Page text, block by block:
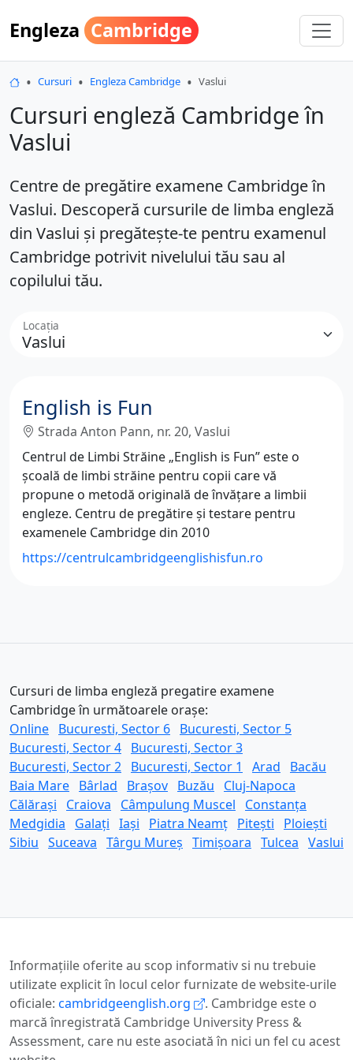
Engleza Cambridge
Engleza Cambridge
Cursuri Engleza Cambridge Vaslui
Cursuri engleză Cambridge în
Vaslui
Centre de pregătire examene Cambridge în
Vaslui. Descoperă cursurile de limba engleză
din Vaslui și pregătește-te pentru examenul
Cambridge potrivit nivelului tău sau al
copilului tău.
Locația
English is Fun
Strada Anton Pann, nr. 20, Vaslui
Centrul de Limbi Străine „English is Fun” este o
şcoală de limbi străine pentru copii care vă
propune o metodă originală de învăţare a limbii
engleze. Centru de pregătire și testare pentru
examenele Cambridge din 2010
https://centrulcambridgeenglishisfun.ro
Cursuri de limba engleză pregatire examene
Cambridge în următoarele orașe:
Online Bucuresti, Sector 6 Bucuresti, Sector 5
Bucuresti, Sector 4 Bucuresti, Sector 3
Bucuresti, Sector 2 Bucuresti, Sector 1 Arad
Bacău
Baia Mare Bârlad Brașov Buzău
Cluj-Napoca
Călărași
Craiova Câmpulung Muscel
Constanța
Medgidia
Galați Iași Piatra Neamț Pitești
Ploiești
Sibiu Suceava Târgu Mureș Timișoara Tulcea Vaslui
Informaţiile oferite au scop informativ si nu trebuie
utilizate explicit în locul celor furnizate de website-urile
oficiale: cambridgeenglish.org
. Cambridge este o
marcă înregistrată Cambridge University Press &
Assessment, care nu este asociată în nici un fel cu acest